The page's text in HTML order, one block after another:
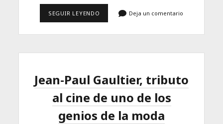
SEGUIR LEYENDO
FUERA
Deja un comentario
Jean-Paul Gaultier, tributo
al cine de uno de los
genios de la moda